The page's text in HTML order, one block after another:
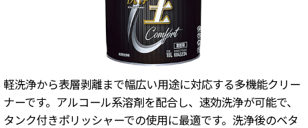
軽洗浄から表層剥離まで幅広い用途に対応する多機能クリー
ナーです。アルコール系溶剤を配合し、速効洗浄が可能で、
タンク付きポリッシャーでの使用に最適です。洗浄後のベタ